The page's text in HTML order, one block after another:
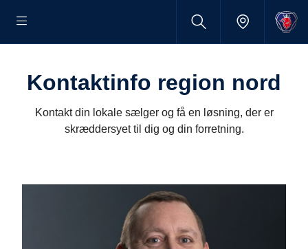
Kontaktinfo region nord
Kontakt din lokale sælger og få en løsning, der er
skræddersyet til dig og din forretning.